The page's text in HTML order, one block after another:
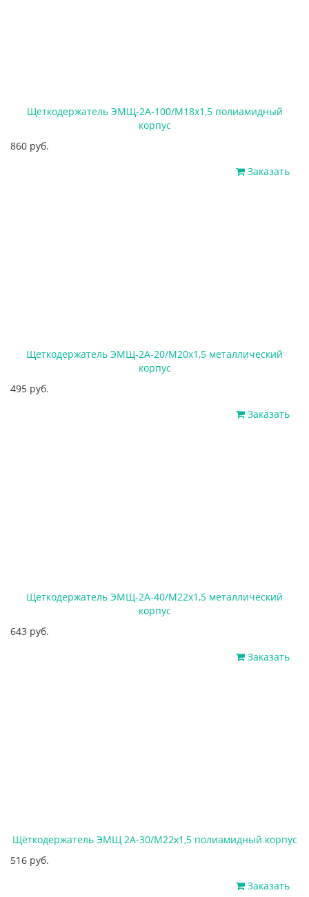
Щеткодержатель ЭМЩ-2А-100/М18х1,5 полиамидный
корпус
860 руб.
Заказать
Щеткодержатель ЭМЩ-2А-20/М20х1,5 металлический
корпус
495 руб.
Заказать
Щеткодержатель ЭМЩ-2А-40/М22х1,5 металлический
корпус
643 руб.
Заказать
Щёткодержатель ЭМЩ 2А-30/М22х1,5 полиамидный корпус
516 руб.
Заказать